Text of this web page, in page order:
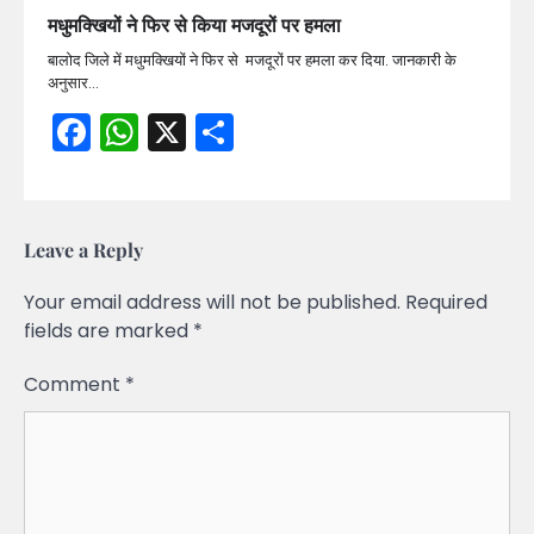
मधुमक्खियों ने फिर से किया मजदूरों पर हमला
बालोद जिले में मधुमक्खियों ने फिर से मजदूरों पर हमला कर दिया. जानकारी के
अनुसार…
Facebook
WhatsApp
X
Leave a Reply
Your email address will not be published. Required
fields are marked *
Comment *